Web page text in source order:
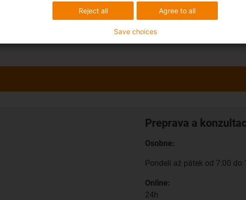
Preprava a
Osobne:
Pondelí až pátek od 7:00 do
Online:
24h
Agree to all
Reject all
Save choices